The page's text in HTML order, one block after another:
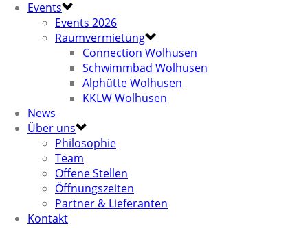
Events
Events 2026
Raumvermietung
Connection Wolhusen
Schwimmbad Wolhusen
Alphütte Wolhusen
KKLW Wolhusen
News
Über uns
Philosophie
Team
Offene Stellen
Öffnungszeiten
Partner & Lieferanten
Kontakt